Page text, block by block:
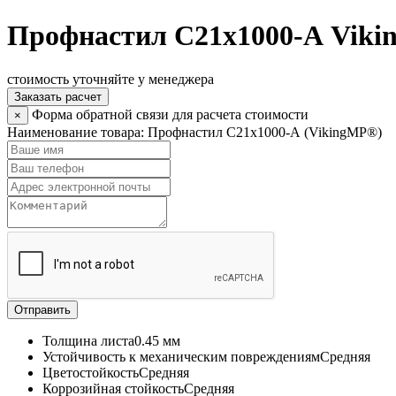
Профнастил С21х1000-А
стоимость уточняйте у менеджера
Заказать расчет
×
Форма обратной связи для расчета стоимости
Наименование товара: Профнастил С21х1000-А (VikingMP®)
Отправить
Толщина листа0.45 мм
Устойчивость к механическим повреждениямСредняя
ЦветостойкостьСредняя
Коррозийная стойкостьСредняя